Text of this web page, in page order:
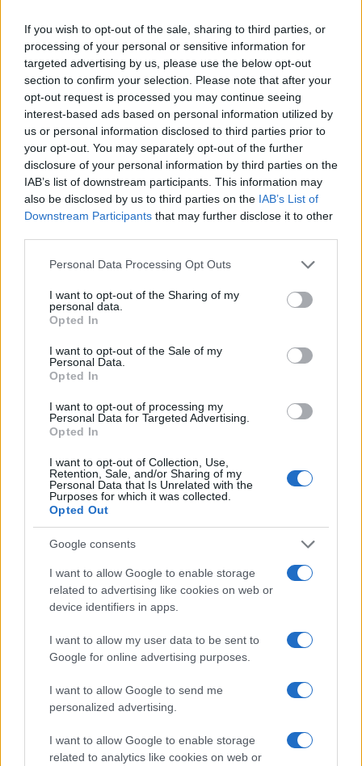
If you wish to opt-out of the sale, sharing to third parties, or
processing of your personal or sensitive information for
targeted advertising by us, please use the below opt-out
section to confirm your selection. Please note that after your
opt-out request is processed you may continue seeing
interest-based ads based on personal information utilized by
us or personal information disclosed to third parties prior to
your opt-out. You may separately opt-out of the further
disclosure of your personal information by third parties on the
IAB’s list of downstream participants. This information may
also be disclosed by us to third parties on the IAB’s List of
Downstream Participants that may further disclose it to other
Please note that this website/app uses one or more Google
not limited to your visit or usage behaviour. You may click to
grant or deny consent to Google and its third-party tags to
use your data for below specified purposes in below Google
consent section.
Personal Data Processing Opt Outs
I want to opt-out of the Sharing of my
personal data.
Opted In
I want to opt-out of the Sale of my
Personal Data.
Opted In
I want to opt-out of processing my
Personal Data for Targeted Advertising.
Opted In
I want to opt-out of Collection, Use,
Retention, Sale, and/or Sharing of my
Personal Data that Is Unrelated with the
Purposes for which it was collected.
Opted Out
Google consents
I want to allow Google to enable storage
related to advertising like cookies on web or
device identifiers in apps.
I want to allow my user data to be sent to
Google for online advertising purposes.
I want to allow Google to send me
personalized advertising.
I want to allow Google to enable storage
related to analytics like cookies on web or
Continua a leggere
spiagge paradisiache
Matteo Pellegrino · 8 Ago 2026
ALIMENTAZIONE